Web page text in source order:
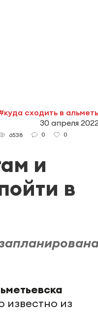
сходить в
30 апреля
6538 0 0
и
в
из